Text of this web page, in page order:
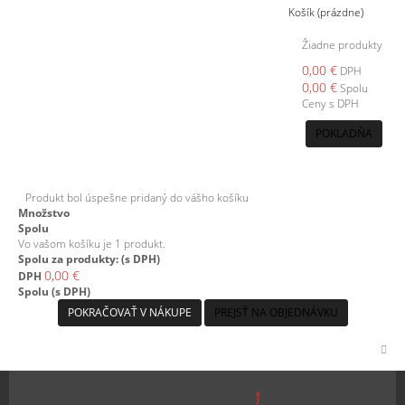
Košík(prázdne)
Žiadne produkty
0,00 € DPH
0,00 €Spolu
Ceny s DPH
POKLADŇA
Produkt bol úspešne pridaný do vášho košíku
Množstvo
Spolu
Vo vašom košíku je 1 produkt.
Spolu za produkty: (s DPH)
DPH 0,00 €
Spolu (s DPH)
POKRAČOVAŤ V NÁKUPE
PREJSŤ NA OBJEDNÁVKU